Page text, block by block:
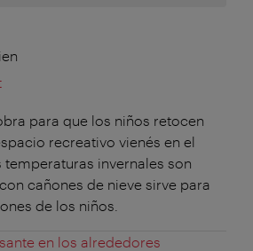
para que los niños retocen
recreativo vienés en el
temperaturas invernales son
cañones de nieve sirve para
de los niños.
en los alrededores